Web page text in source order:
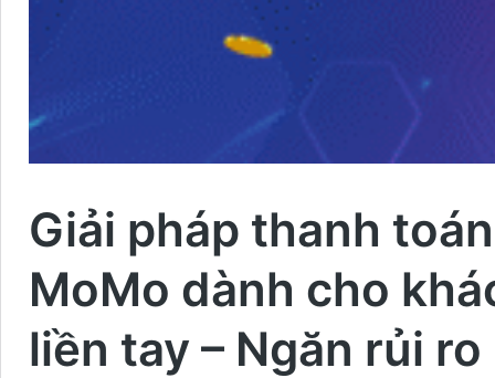
Giải pháp thanh
MoMo dành cho
liền tay – Ngăn rủi